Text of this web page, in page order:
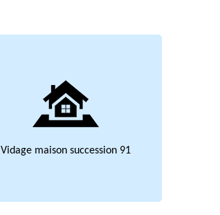
Vidage maison succession 91